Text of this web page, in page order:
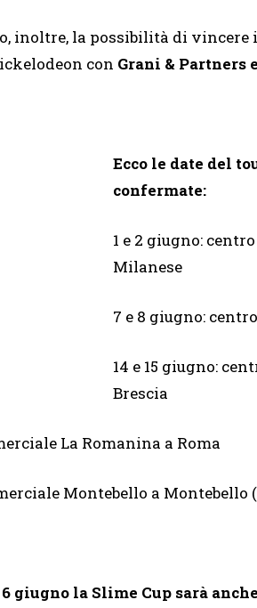
inoltre, la possibilità di vincere
con Grani & Partners
Ecco le date del
confermate:
1 e 2 giugno:
Milanese
7 e 8 giugno:
14 e 15 giugno:
Brescia
La Romanina a Roma
Montebello a Montebello
giugno la Slime Cup sarà